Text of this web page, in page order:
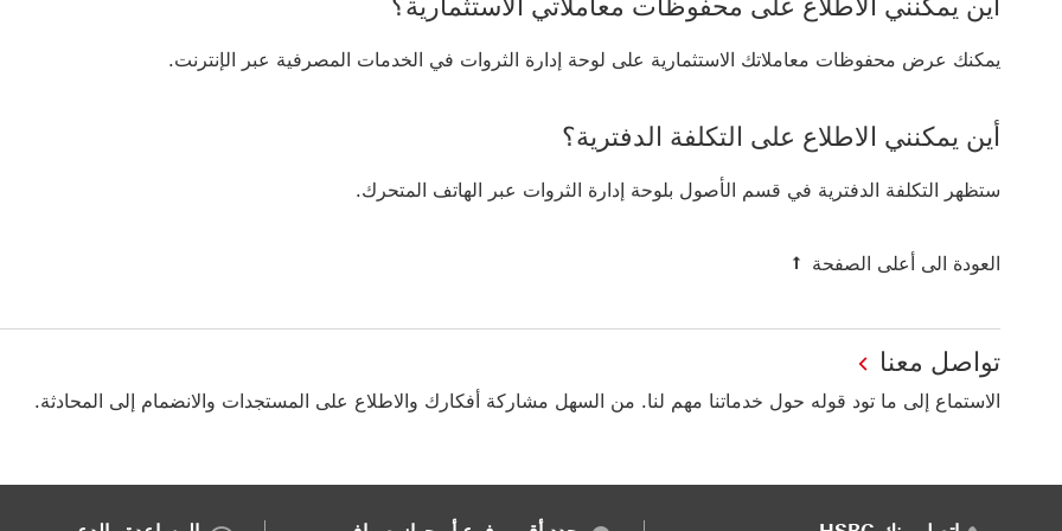
أين يمكنني الاطلاع على محفوظات معاملاتي الاستثمارية؟
يمكنك عرض محفوظات معاملاتك الاستثمارية على لوحة إدارة الثروات في الخدمات المصرفية عبر الإنترنت.
أين يمكنني الاطلاع على التكلفة الدفترية؟
ستظهر التكلفة الدفترية في قسم الأصول بلوحة إدارة الثروات عبر الهاتف المتحرك.
العودة الى أعلى الصفحة
تواصل معنا
الاستماع إلى ما تود قوله حول خدماتنا مهم لنا. من السهل مشاركة أفكارك والاطلاع على المستجدات والانضمام إلى المحادثة.